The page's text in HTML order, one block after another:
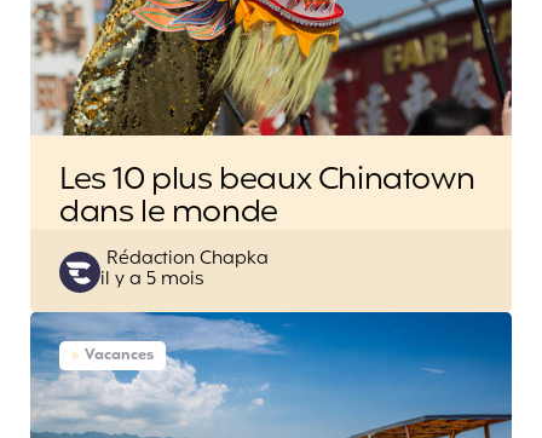
Les 10 plus beaux Chinatown
dans le monde
Posted
by
Rédaction Chapka
il y a 5 mois
Vacances